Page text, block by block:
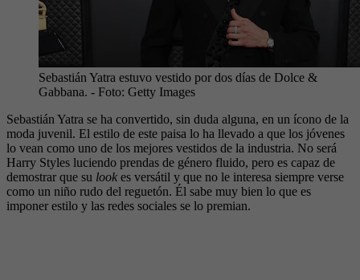
Sebastián Yatra estuvo vestido por dos días de Dolce &
Gabbana. - Foto: Getty Images
Sebastián Yatra se ha convertido, sin duda alguna, en un ícono de la
moda juvenil. El estilo de este paisa lo ha llevado a que los jóvenes
lo vean como uno de los mejores vestidos de la industria. No será
Harry Styles luciendo prendas de género fluido, pero es capaz de
demostrar que su look es versátil y que no le interesa siempre verse
como un niño rudo del reguetón. Él sabe muy bien lo que es
imponer estilo y las redes sociales se lo premian.